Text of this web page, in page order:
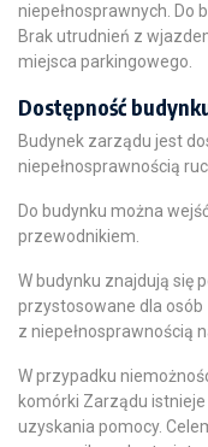
niepełnosprawnych. Do
Brak utrudnień z
miejsca parkingowego.
Dostępność
Budynek zarządu jest
niepełnosprawnością
Do budynku można
przewodnikiem.
W budynku znajdują się
przystosowane dla osób
z niepełnosprawnością
W przypadku
komórki Zarządu
uzyskania pomocy.